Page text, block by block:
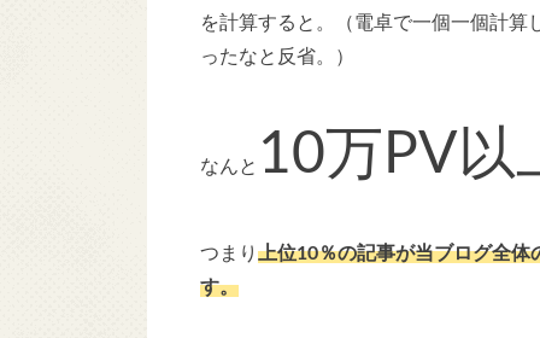
を計算すると。（電卓で一個一個計
ったなと反省。）
なんと 10万PV以
つまり 上位10％の記事が当ブログ全体
す。